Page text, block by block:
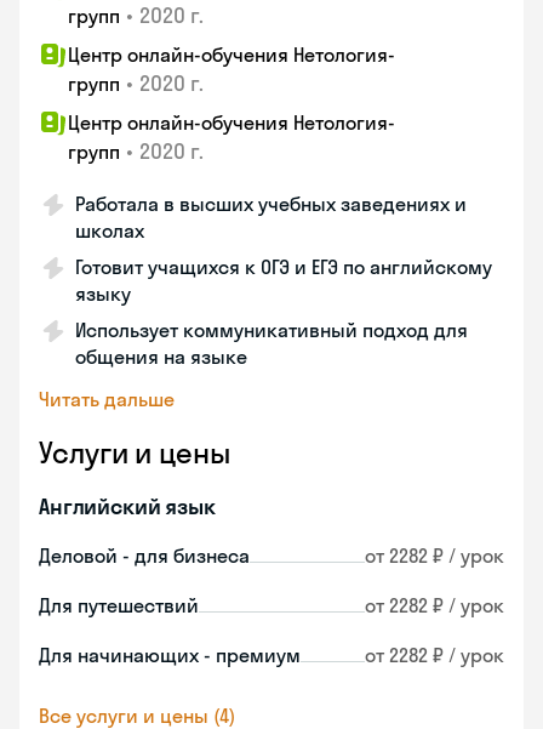
групп • 2020 г.
Центр онлайн-обучения Нетология-
групп • 2020 г.
Центр онлайн-обучения Нетология-
групп • 2020 г.
Работала в высших учебных заведениях и
школах
Готовит учащихся к ОГЭ и ЕГЭ по английскому
языку
Использует коммуникативный подход для
общения на языке
Читать дальше
Услуги и цены
Английский язык
Деловой - для бизнеса от 2282 ₽ / урок
Для путешествий от 2282 ₽ / урок
Для начинающих - премиум от 2282 ₽ / урок
Все услуги и цены (4)